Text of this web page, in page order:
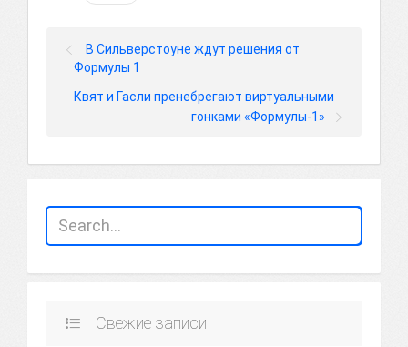
В Сильверстоуне ждут решения от
Формулы 1
Квят и Гасли пренебрегают виртуальными
гонками «Формулы-1»
Свежие записи